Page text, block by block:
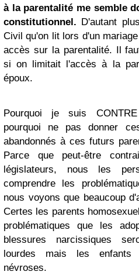
à la parentalité me semble
constitutionnel. D'autant
Civil qu'on lit lors d'un
accès sur la parentalité. Il
si on limitait l'accès à la
époux.
Pourquoi je suis CONTRE
pourquoi ne pas donner
abandonnés à ces futurs
Parce que peut-être
législateurs, nous les
comprendre les
nous voyons que beaucoup
Certes les parents
problématiques que les
blessures narcissiques
lourdes mais les enfants
névroses.